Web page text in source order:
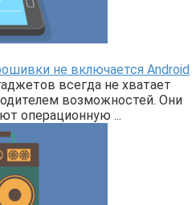
не включается Android
всегда не хватает
возможностей. Они
операционную ...